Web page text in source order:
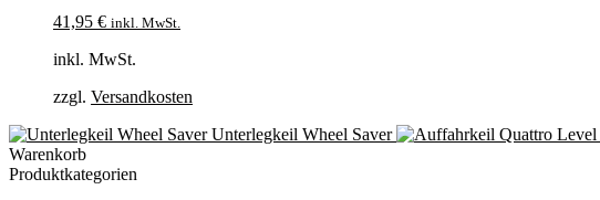
41,95 € inkl. MwSt.
inkl. MwSt.
zzgl. Versandkosten
Unterlegkeil Wheel Saver
Warenkorb
Produktkategorien